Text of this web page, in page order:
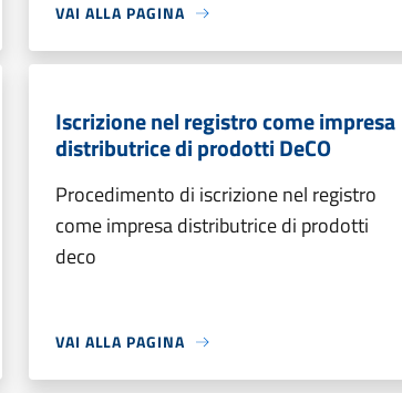
VAI ALLA PAGINA
Iscrizione nel registro come impresa
distributrice di prodotti DeCO
Procedimento di iscrizione nel registro
come impresa distributrice di prodotti
deco
VAI ALLA PAGINA